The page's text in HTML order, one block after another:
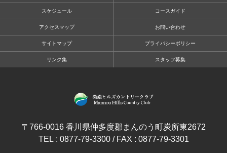
スケジュール コースガイド
アクセスマップ お問い合わせ
サイトマップ プライバシーポリシー
リンク集 スタッフ募集
〒766-0016 香川県仲多度郡まんのう町炭所東2672
TEL : 0877-79-3300 / FAX : 0877-79-3301